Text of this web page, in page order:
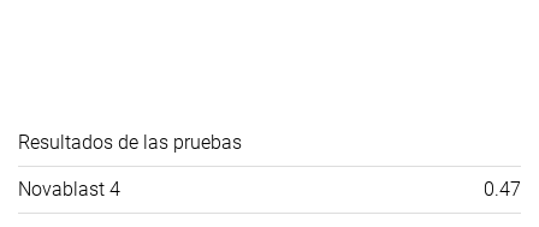
Resultados de las pruebas
Novablast 4 0.47